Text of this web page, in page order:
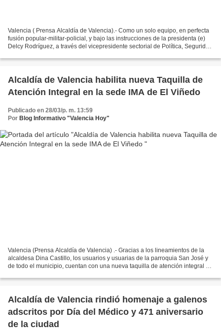
Valencia ( Prensa Alcaldía de Valencia).- Como un solo equipo, en perfecta
fusión popular-militar-policial, y bajo las instrucciones de la presidenta (e)
Delcy Rodríguez, a través del vicepresidente sectorial de Política, Seguridad
Alcaldía de Valencia habilita nueva Taquilla de
Atención Integral en la sede IMA de El Viñedo
Publicado en 28/03/p. m. 13:59
Por Blog Informativo "Valencia Hoy"
Valencia (Prensa Alcaldía de Valencia) .- Gracias a los lineamientos de la
alcaldesa Dina Castillo, los usuarios y usuarias de la parroquia San José y
de todo el municipio, cuentan con una nueva taquilla de atención integral de
Alcaldía de Valencia rindió homenaje a galenos
adscritos por Día del Médico y 471 aniversario
de la ciudad